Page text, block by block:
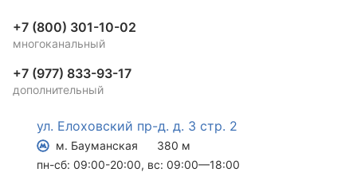
+7 (800) 301-10-02
многоканальный
+7 (977) 833-93-17
дополнительный
ул. Елоховский пр-д. д. 3 стр. 2
м. Бауманская
380 м
пн-сб: 09:00-20:00, вс: 09:00—18:00